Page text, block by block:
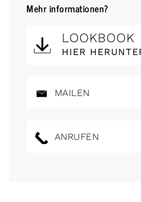
Mehr informationen?
LOOKBOOK
HIER
MAILEN
ANRUFEN